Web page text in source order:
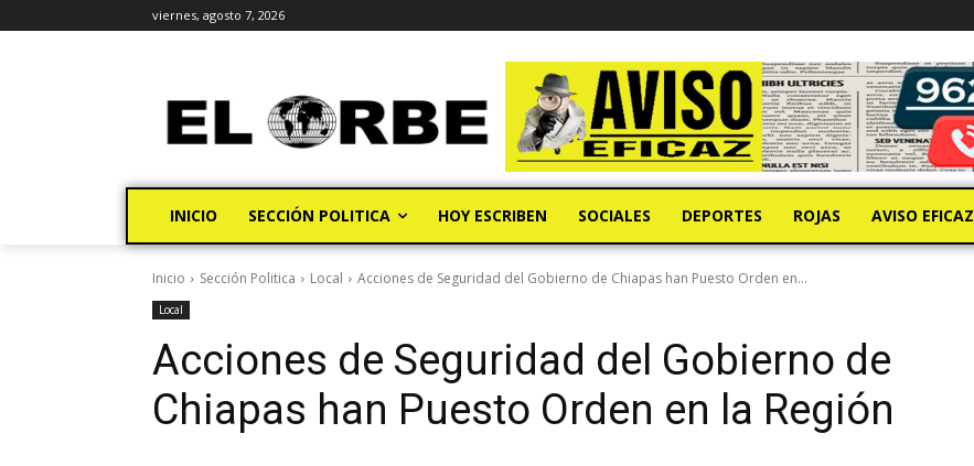
viernes, agosto 7, 2026
INICIO SECCIÓN POLITICA HOY ESCRIBEN SOCIALES DEPORTES ROJAS AVISO EFICAZ
Inicio Sección Politica Local Acciones de Seguridad del Gobierno de Chiapas han Puesto Orden en...
Local
Acciones de Seguridad del Gobierno de
Chiapas han Puesto Orden en la Región